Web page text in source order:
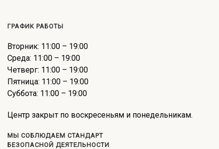
ГРАФИК РАБОТЫ
Вторник: 11:00 – 19:00
Среда: 11:00 – 19:00
Четверг: 11:00 – 19:00
Пятница: 11:00 – 19:00
Суббота: 11:00 – 19:00
Центр закрыт по воскресеньям и понедельникам.
МЫ СОБЛЮДАЕМ СТАНДАРТ
БЕЗОПАСНОЙ ДЕЯТЕЛЬНОСТИ